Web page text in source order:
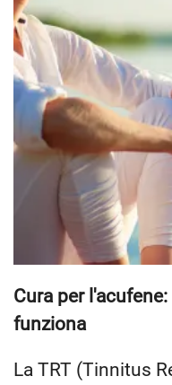
Cura per
funziona
La TRT (Tinnitus